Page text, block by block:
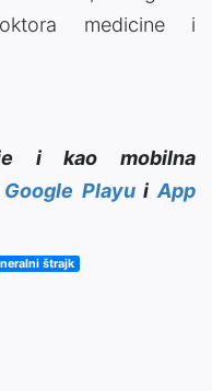
medicine i
je i kao mobilna
Google PlayuiApp
štrajk